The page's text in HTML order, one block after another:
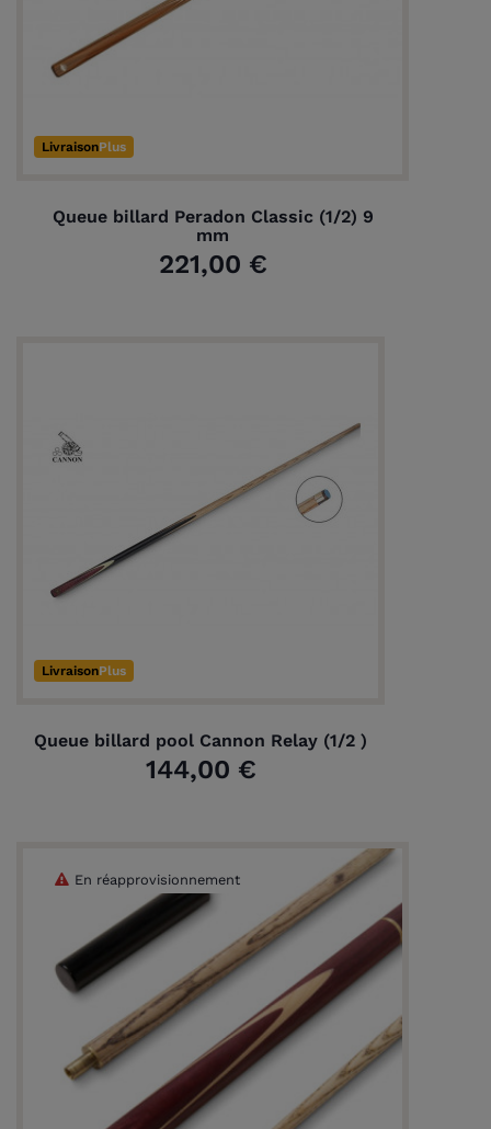
LivraisonPlus
Queue billard Peradon Classic (1/2) 9
mm
221,00 €
LivraisonPlus
Queue billard pool Cannon Relay (1/2 )
144,00 €
En réapprovisionnement